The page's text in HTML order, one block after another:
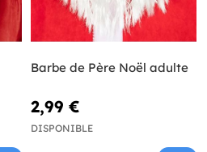
Barbe de Père Noël adulte
2,99 €
DISPONIBLE